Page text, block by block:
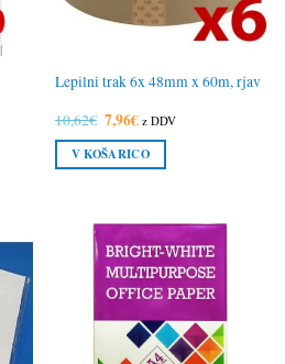
Lepilni trak 6x 48mm x 60m, rjav
10,62€ Izvirna
cena
je
bila:
10,62€.
7,96€Trenutna
cena
je:
7,96€.
z DDV
V KOŠARICO